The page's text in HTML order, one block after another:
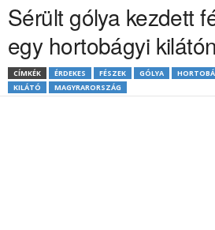
Sérült gólya kezdett
egy hortobágyi kilátón
CÍMKÉK ÉRDEKES FÉSZEK GÓLYA
KILÁTÓ
MAGYRARORSZÁG